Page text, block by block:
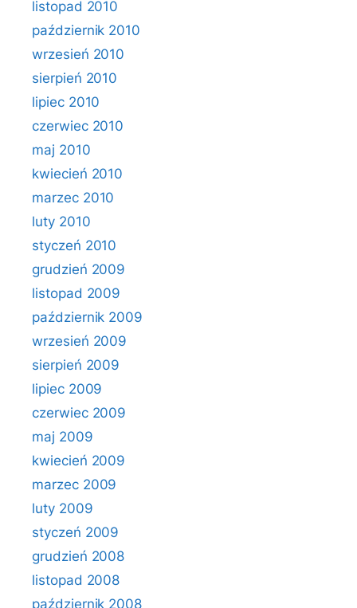
listopad 2010
październik 2010
wrzesień 2010
sierpień 2010
lipiec 2010
czerwiec 2010
maj 2010
kwiecień 2010
marzec 2010
luty 2010
styczeń 2010
grudzień 2009
listopad 2009
październik 2009
wrzesień 2009
sierpień 2009
lipiec 2009
czerwiec 2009
maj 2009
kwiecień 2009
marzec 2009
luty 2009
styczeń 2009
grudzień 2008
listopad 2008
październik 2008